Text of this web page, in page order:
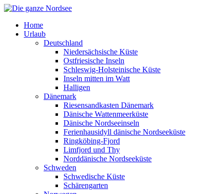
Home
Urlaub
Deutschland
Niedersächsische Küste
Ostfriesische Inseln
Schleswig-Holsteinische Küste
Inseln mitten im Watt
Halligen
Dänemark
Riesensandkasten Dänemark
Dänische Wattenmeerküste
Dänische Nordseeinseln
Ferienhausidyll dänische Nordseeküste
Ringköbing-Fjord
Limfjord und Thy
Norddänische Nordseeküste
Schweden
Schwedische Küste
Schärengarten